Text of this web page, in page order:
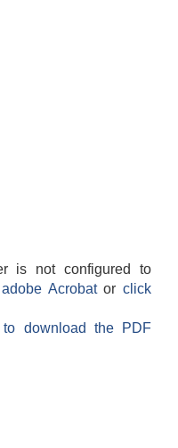
is not configured to
adobe Acrobatorclick
download the PDF